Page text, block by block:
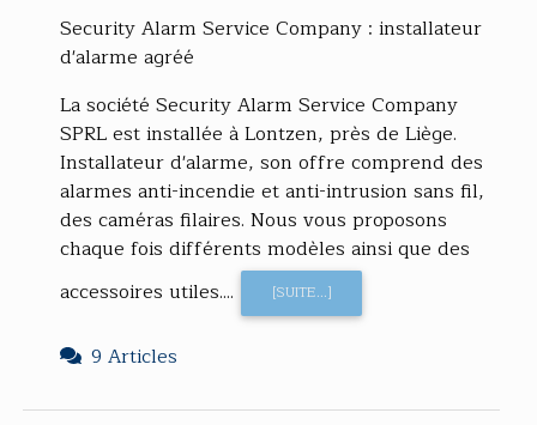
Security Alarm Service Company : installateur
d'alarme agréé
La société Security Alarm Service Company
SPRL est installée à Lontzen, près de Liège.
Installateur d'alarme, son offre comprend des
alarmes anti-incendie et anti-intrusion sans fil,
des caméras filaires. Nous vous proposons
chaque fois différents modèles ainsi que des
accessoires utiles....
[SUITE...]
9 Articles